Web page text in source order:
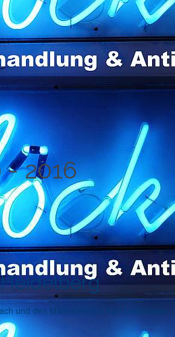
- 2016
und den Malereien von Karl Ledermann